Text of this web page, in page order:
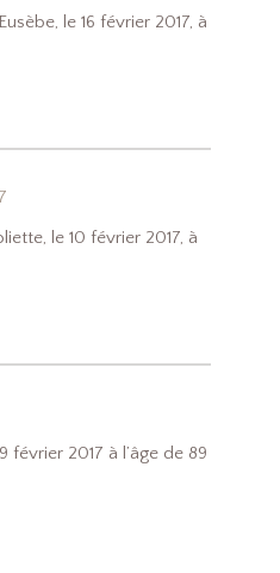
le 16 février 2017, à
le 10 février 2017, à
2017 à l’âge de 89